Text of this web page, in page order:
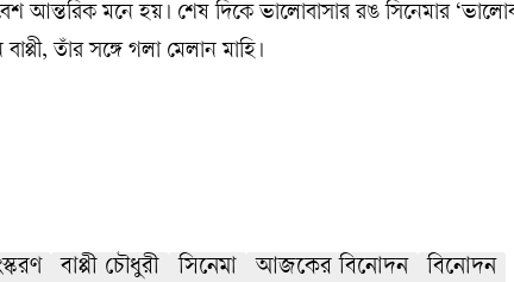
আন্তরিক মনে হয়। শেষ দিকে ভালোবাসার রঙ সিনেমার
তাঁর সঙ্গে গলা মেলান মাহি।
বাপ্পী চৌধুরী সিনেমা আজকের বিনোদন বিনোদন